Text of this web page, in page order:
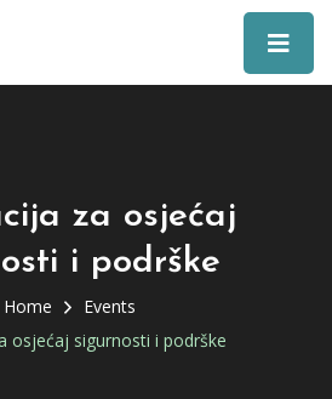
za osjećaj
i podrške
Home
Events
osjećaj sigurnosti i podrške